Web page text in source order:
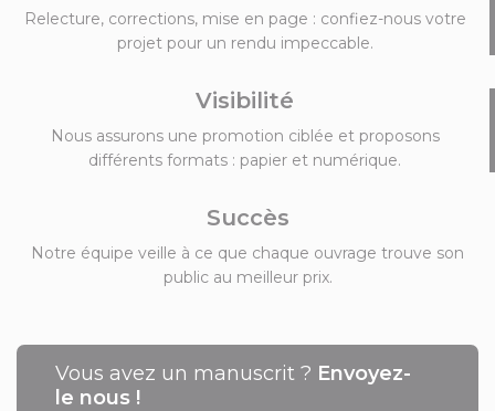
Relecture, corrections, mise en page : confiez-nous votre
projet pour un rendu impeccable.
Visibilité
Nous assurons une promotion ciblée et proposons
différents formats : papier et numérique.
Succès
Notre équipe veille à ce que chaque ouvrage trouve son
public au meilleur prix.
Vous avez un manuscrit ? Envoyez-
le nous !